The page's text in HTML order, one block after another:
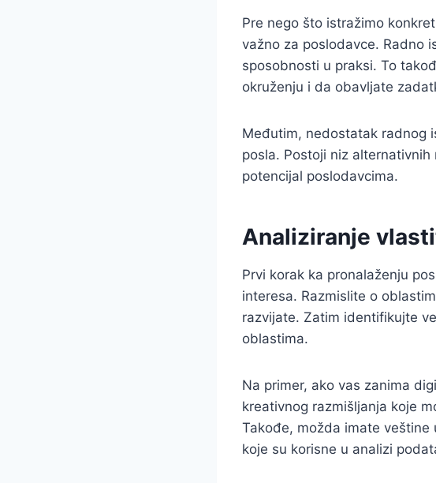
Pre nego što istražimo
važno za poslodavce. Radno
sposobnosti u praksi. To
okruženju i da obavljate
Međutim, nedostatak radnog
posla. Postoji niz
potencijal poslodavcima.
Analiziranje
Prvi korak ka pronalaženju
interesa. Razmislite o
razvijate. Zatim identifikujte
oblastima.
Na primer, ako vas zanima
kreativnog razmišljanja koje
Takođe, možda imate
koje su korisne u analizi